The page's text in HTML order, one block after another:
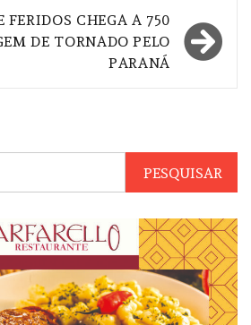
FERIDOS CHEGA A 750
DE TORNADO PELO
PARANÁ